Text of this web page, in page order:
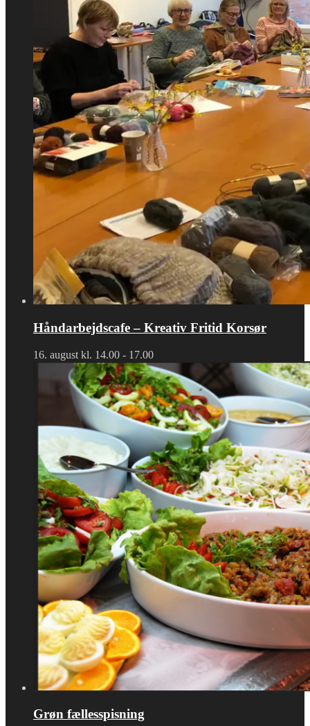
Håndarbejdscafe – Kreativ Fritid Korsør
16. august kl. 14.00 - 17.00
Grøn fællesspisning